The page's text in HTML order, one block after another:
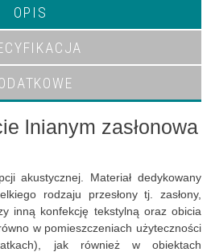
OPIS
lnianym zasłonowa
akustycznej. Materiał dedykowany
rodzaju przesłony tj. zasłony,
inną konfekcję tekstylną oraz obicia
w pomieszczeniach użyteczności
jak również w obiektach